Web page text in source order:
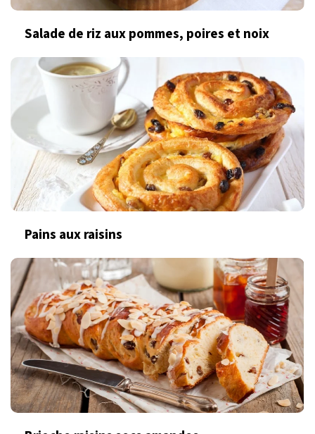
Salade de riz aux pommes, poires et noix
Pains aux raisins